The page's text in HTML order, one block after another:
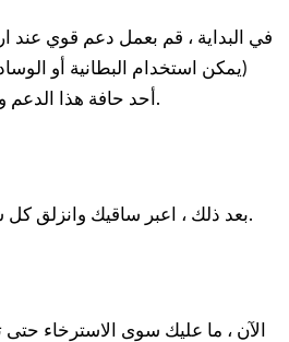
في البداية ، قم بعمل دعم قوي
(يمكن استخدام البطانية أو
أحد حافة هذا الدعم وافرد ساقيك في المقدمة.
بعد ذلك ، اعبر ساقيك وانزلق كل ساق تحت الركبة المقابلة.
الآن ، ما عليك سوى الاسترخاء